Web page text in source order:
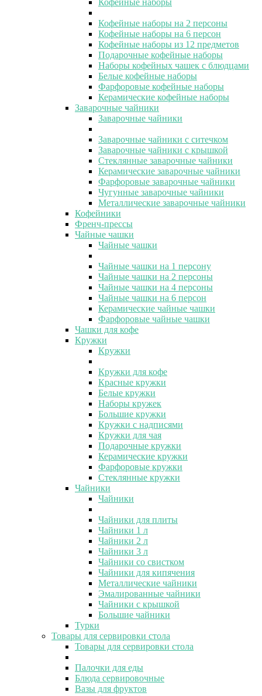
Кофейные наборы на 2 персоны
Кофейные наборы на 6 персон
Кофейные наборы из 12 предметов
Подарочные кофейные наборы
Наборы кофейных чашек с блюдцами
Белые кофейные наборы
Фарфоровые кофейные наборы
Керамические кофейные наборы
Заварочные чайники
Заварочные чайники
Заварочные чайники с ситечком
Заварочные чайники с крышкой
Стеклянные заварочные чайники
Керамические заварочные чайники
Фарфоровые заварочные чайники
Чугунные заварочные чайники
Металлические заварочные чайники
Кофейники
Френч-прессы
Чайные чашки
Чайные чашки
Чайные чашки на 1 персону
Чайные чашки на 2 персоны
Чайные чашки на 4 персоны
Чайные чашки на 6 персон
Керамические чайные чашки
Фарфоровые чайные чашки
Чашки для кофе
Кружки
Кружки
Кружки для кофе
Красные кружки
Белые кружки
Наборы кружек
Большие кружки
Кружки с надписями
Кружки для чая
Подарочные кружки
Керамические кружки
Фарфоровые кружки
Стеклянные кружки
Чайники
Чайники
Чайники для плиты
Чайники 1 л
Чайники 2 л
Чайники 3 л
Чайники со свистком
Чайники для кипячения
Металлические чайники
Эмалированные чайники
Чайники с крышкой
Большие чайники
Турки
Товары для сервировки стола
Товары для сервировки стола
Палочки для еды
Блюда сервировочные
Вазы для фруктов